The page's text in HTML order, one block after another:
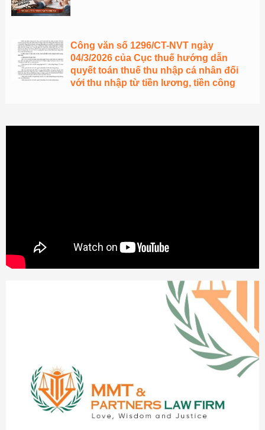
Công văn số 1296/CT-NVT ngày
04/3/2026 của Cục thuế hướng dẫn
quyết toán thuế thu nhập cá nhân đối
với thu nhập từ tiền lương, tiền công